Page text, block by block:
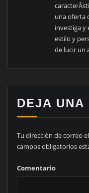
una oferta
investiga y
estilo y
de lucir un
DEJA UNA
Tu dirección de correo
campos obligatorios
Comentario